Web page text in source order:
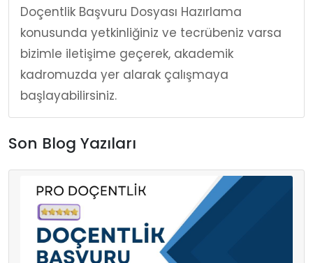
Doçentlik Başvuru Dosyası Hazırlama
konusunda yetkinliğiniz ve tecrübeniz varsa
bizimle iletişime geçerek, akademik
kadromuzda yer alarak çalışmaya
başlayabilirsiniz.
Son Blog Yazıları